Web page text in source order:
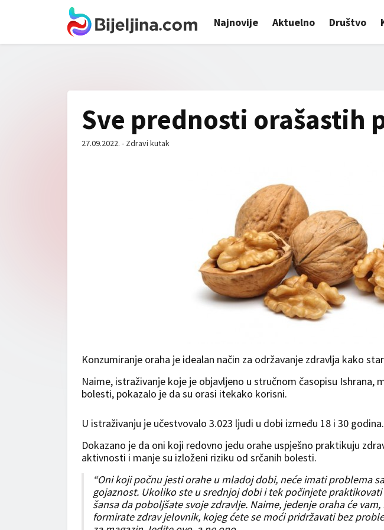
Najnovije Aktuelno Društvo
Sve prednosti orašastih
27.09.2022. - Zdravi kutak
Konzumiranje oraha je idealan način za održavanje zdravlja kako
Naime, istraživanje koje je objavljeno u stručnom časopisu Ishrana,
bolesti, pokazalo je da su orasi itekako korisni.
U istraživanju je učestvovalo 3.023 ljudi u dobi između 18 i 30 godina.
Dokazano je da oni koji redovno jedu orahe uspješno praktikuju
aktivnosti i manje su izloženi riziku od srčanih bolesti.
“Oni koji počnu jesti orahe u mladoj dobi, neće imati problema
gojaznost. Ukoliko ste u srednjoj dobi i tek počinjete
šansa da poboljšate svoje zdravlje. Naime, jedenje oraha će
formirate zdrav jelovnik, kojeg ćete se moći pridržavati bez